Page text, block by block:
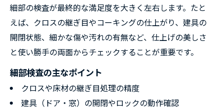
細部の検査が最終的な満足度を大きく左右します。たと
えば、クロスの継ぎ目やコーキングの仕上がり、建具の
開閉状態、細かな傷や汚れの有無など、仕上げの美しさ
と使い勝手の両面からチェックすることが重要です。
細部検査の主なポイント
クロスや床材の継ぎ目処理の精度
建具（ドア・窓）の開閉やロックの動作確認